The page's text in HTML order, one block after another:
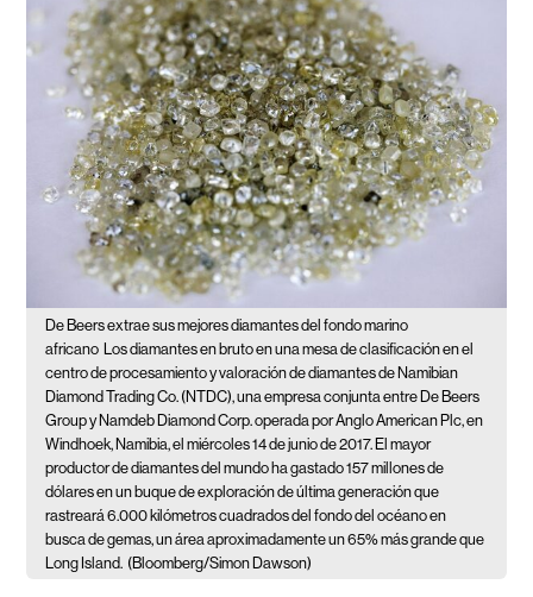
De Beers extrae sus mejores diamantes del fondo marino
africano Los diamantes en bruto en una mesa de clasificación en el
centro de procesamiento y valoración de diamantes de Namibian
Diamond Trading Co. (NTDC), una empresa conjunta entre De Beers
Group y Namdeb Diamond Corp. operada por Anglo American Plc, en
Windhoek, Namibia, el miércoles 14 de junio de 2017. El mayor
productor de diamantes del mundo ha gastado 157 millones de
dólares en un buque de exploración de última generación que
rastreará 6.000 kilómetros cuadrados del fondo del océano en
busca de gemas, un área aproximadamente un 65% más grande que
Long Island. (Bloomberg/Simon Dawson)